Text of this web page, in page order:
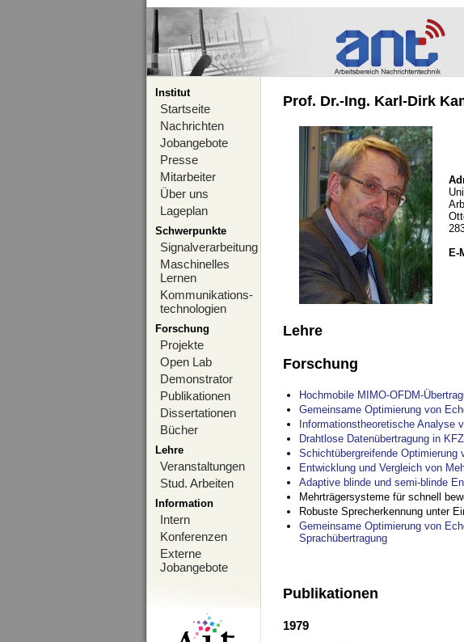
Institut
Startseite
Nachrichten
Jobangebote
Presse
Mitarbeiter
Über uns
Lageplan
Schwerpunkte
Signalverarbeitung
Maschinelles
Lernen
Kommunikations-
technologien
Forschung
Projekte
Open Lab
Demonstrator
Publikationen
Dissertationen
Bücher
Lehre
Veranstaltungen
Stud. Arbeiten
Information
Intern
Konferenzen
Externe
Jobangebote
Prof. Dr.-Ing. Karl-Dirk
E-
Lehre
Forschung
Hochmobile MIMO-OFDM-
Gemeinsame Optimierung von
Informationstheoretische Analyse
Drahtlose Datenübertragung in KFZ
Schichtübergreifende Optimierung
Entwicklung und Vergleich von
Adaptive blinde und semi-blinde
Mehrträgersysteme für schnell
Robuste Sprecherkennung unter
Gemeinsame Optimierung von
Sprachübertragung
Publikationen
1979